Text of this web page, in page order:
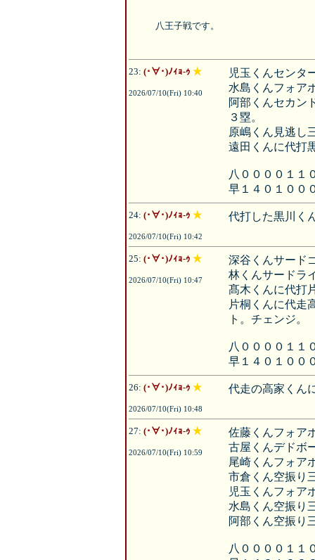
八王子戦です。
23: (･∀･)ﾉｨｮ-ｩ ★
2026/07/10(Fri) 10:40
児玉くんセンタ
水島くんフォア
阿部くんセカン
３塁。
原嶋くん見逃し
遠田くんに代打
八００００１１
早１４０１００
24: (･∀･)ﾉｨｮ-ｩ ★
2026/07/10(Fri) 10:42
代打した黒川く
25: (･∀･)ﾉｨｮ-ｩ ★
2026/07/10(Fri) 10:47
深谷くんサード
林くんサードラ
髙木くんに代打
片桐くんに代走
ト。チェンジ。
八００００１１
早１４０１００
26: (･∀･)ﾉｨｮ-ｩ ★
2026/07/10(Fri) 10:48
代走の高家くん
27: (･∀･)ﾉｨｮ-ｩ ★
2026/07/10(Fri) 10:59
佐藤くんフォア
古屋くんデドボ
尾崎くんフォア
市倉くん空振り
児玉くんフォア
水島くん空振り
阿部くん空振り
八００００１１